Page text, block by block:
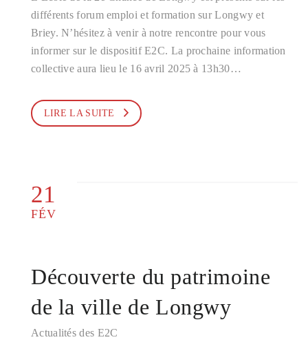
différents forum emploi et formation sur Longwy et
Briey. N’hésitez à venir à notre rencontre pour vous
informer sur le dispositif E2C. La prochaine information
collective aura lieu le 16 avril 2025 à 13h30…
LIRE LA SUITE
21
FÉV
Découverte du patrimoine
de la ville de Longwy
Actualités des E2C